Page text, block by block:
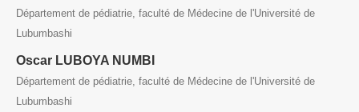
Département de pédiatrie, faculté de Médecine de l'Université de
Lubumbashi
Oscar LUBOYA NUMBI
Département de pédiatrie, faculté de Médecine de l'Université de
Lubumbashi